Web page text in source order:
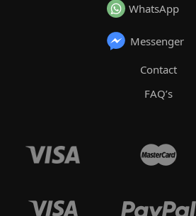
WhatsApp
Messenger
Contact
FAQ’s